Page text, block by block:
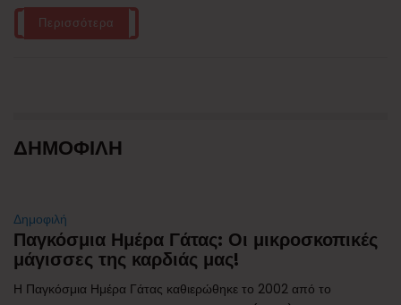
Περισσότερα
ΔΗΜΟΦΙΛΗ
Δημοφιλή
Παγκόσμια Ημέρα Γάτας: Οι μικροσκοπικές
μάγισσες της καρδιάς μας!
Η Παγκόσμια Ημέρα Γάτας καθιερώθηκε το 2002 από το